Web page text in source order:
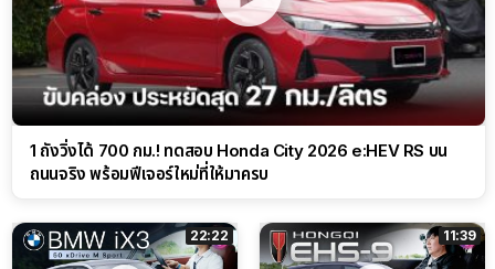
1 ถังวิ่งได้ 700 กม.! ทดสอบ Honda City 2026 e:HEV RS บน
ถนนจริง พร้อมฟีเจอร์ใหม่ที่ให้มาครบ
22:22 11:39